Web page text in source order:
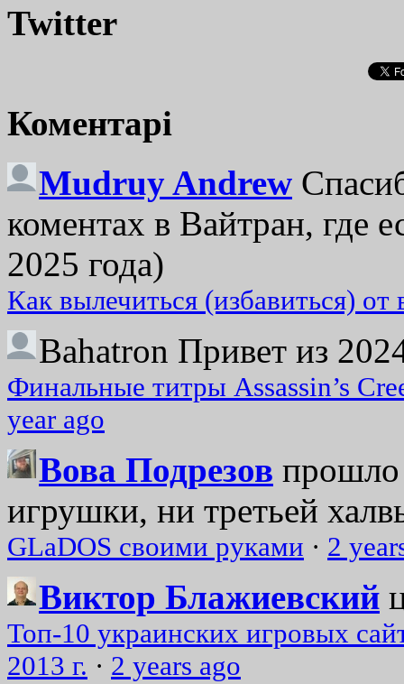
Twitter
Коментарі
Mudruy Andrew
коментах в Вайтран, где
2025 года)
Как вылечиться (избавиться)
Bahatron Привет из
Финальные титры Assassin’s
year ago
Вова Подрезов прошло
игрушки, ни третьей
GLaDOS своими руками · 2
Виктор Блажиевский
Топ-10 украинских игровых
2013 г. · 2 years ago